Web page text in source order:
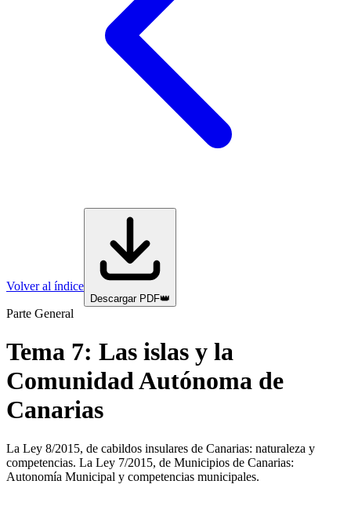
Volver al índice
Descargar PDF👑
Parte General
Tema 7: Las islas y la
Comunidad Autónoma de
Canarias
La Ley 8/2015, de cabildos insulares de Canarias: naturaleza y
competencias. La Ley 7/2015, de Municipios de Canarias:
Autonomía Municipal y competencias municipales.